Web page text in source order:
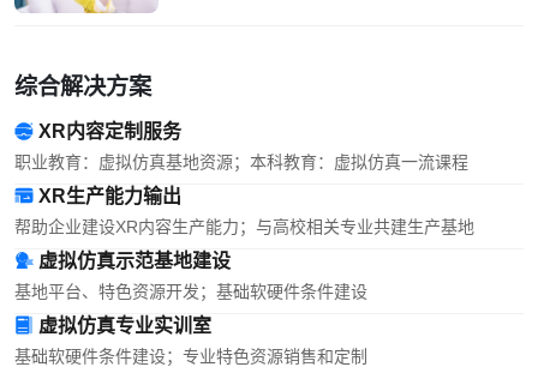
综合解决方案
XR内容定制服务
职业教育：虚拟仿真基地资源；本科教育：虚拟仿真一流课程
XR生产能力输出
帮助企业建设XR内容生产能力；与高校相关专业共建生产基地
虚拟仿真示范基地建设
基地平台、特色资源开发；基础软硬件条件建设
虚拟仿真专业实训室
基础软硬件条件建设；专业特色资源销售和定制